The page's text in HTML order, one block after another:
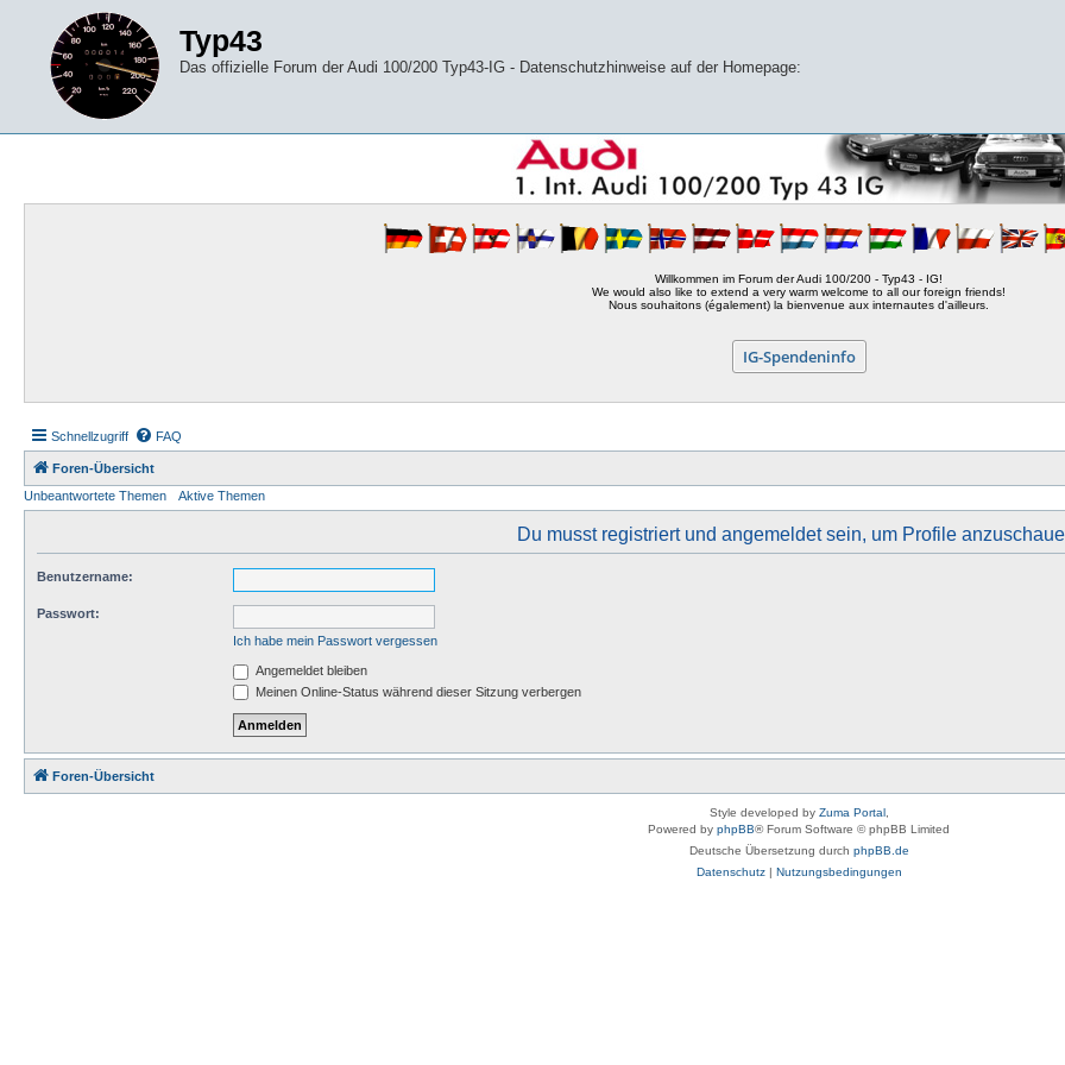
Typ43
Das offizielle Forum der Audi 100/200 Typ43-IG - Datenschutzhinweise auf der Homepage:
Willkommen im Forum der Audi 100/200 - Typ43 - IG!
We would also like to extend a very warm welcome to all our foreign friends!
Nous souhaitons (également) la bienvenue aux internautes d'ailleurs.
IG-Spendeninfo
Schnellzugriff FAQ
Foren-Übersicht
Unbeantwortete Themen
Aktive Themen
Du musst registriert und angemeldet sein, um Profile
Benutzername:
Passwort:
Ich habe mein Passwort vergessen
Angemeldet bleiben
Meinen Online-Status während dieser Sitzung verbergen
Foren-Übersicht
Style developed by Zuma Portal,
Powered by phpBB® Forum Software © phpBB Limited
Deutsche Übersetzung durch phpBB.de
Datenschutz| Nutzungsbedingungen